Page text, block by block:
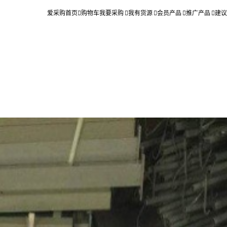
爱采购首页 购物车我要采购 我有货源 会员产品 推广产品 建